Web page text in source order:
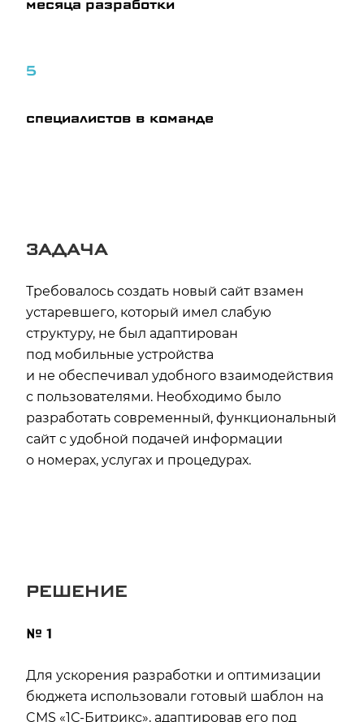
ЗАДАЧА
Требовалось создать новый сайт взамен
устаревшего, который имел слабую
структуру, не был адаптирован
под мобильные устройства
и не обеспечивал удобного взаимодействия
с пользователями. Необходимо было
разработать современный, функциональный
сайт с удобной подачей информации
о номерах, услугах и процедурах.
месяца разработки
5
специалистов в команде
РЕШЕНИЕ
№ 1
Для ускорения разработки и оптимизации
бюджета использовали готовый шаблон на
CMS «1С-Битрикс», адаптировав его под